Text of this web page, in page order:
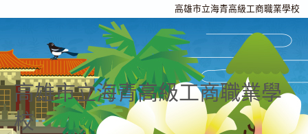
高雄市立海青高級工商職業學校
高雄市立海青高級工商職業學
校